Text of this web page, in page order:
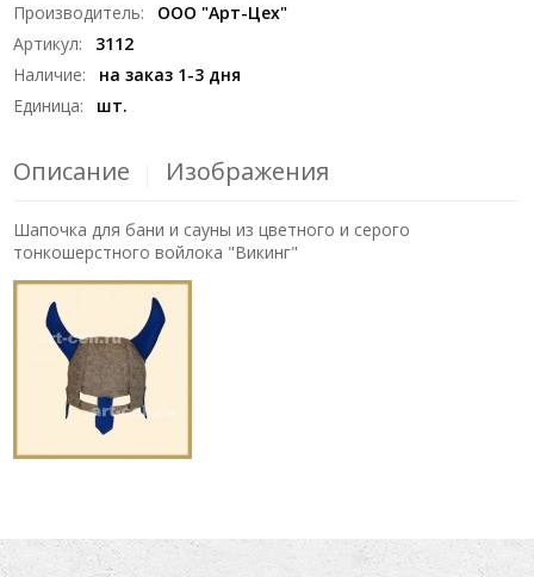
Производитель:
ООО "Арт-Цех"
Артикул:
3112
Наличие:
на заказ 1-3 дня
Единица: шт.
Описание Изображения
Шапочка для бани и сауны из цветного и серого
тонкошерстного войлока "Викинг"